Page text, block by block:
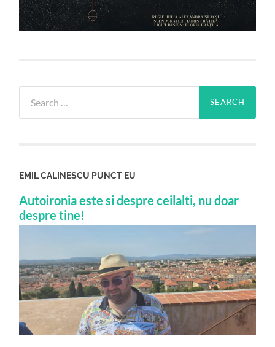
for:
EMIL CALINESCU PUNCT EU
Autoironia este si despre ceilalti, nu doar
despre tine!